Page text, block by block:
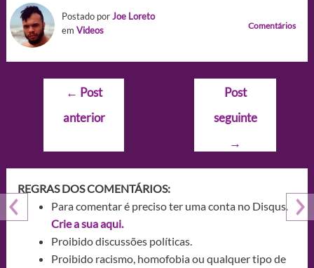
Postado porJoe Loreto
em Videos Comentários
Navegação
Post
← Post
anterior
Post
seguinte
→
REGRAS DOS COMENTÁRIOS:
Para comentar é preciso ter uma conta no Disqus.
Crie a sua aqui.
Proibido discussões políticas.
Proibido racismo, homofobia ou qualquer tipo de